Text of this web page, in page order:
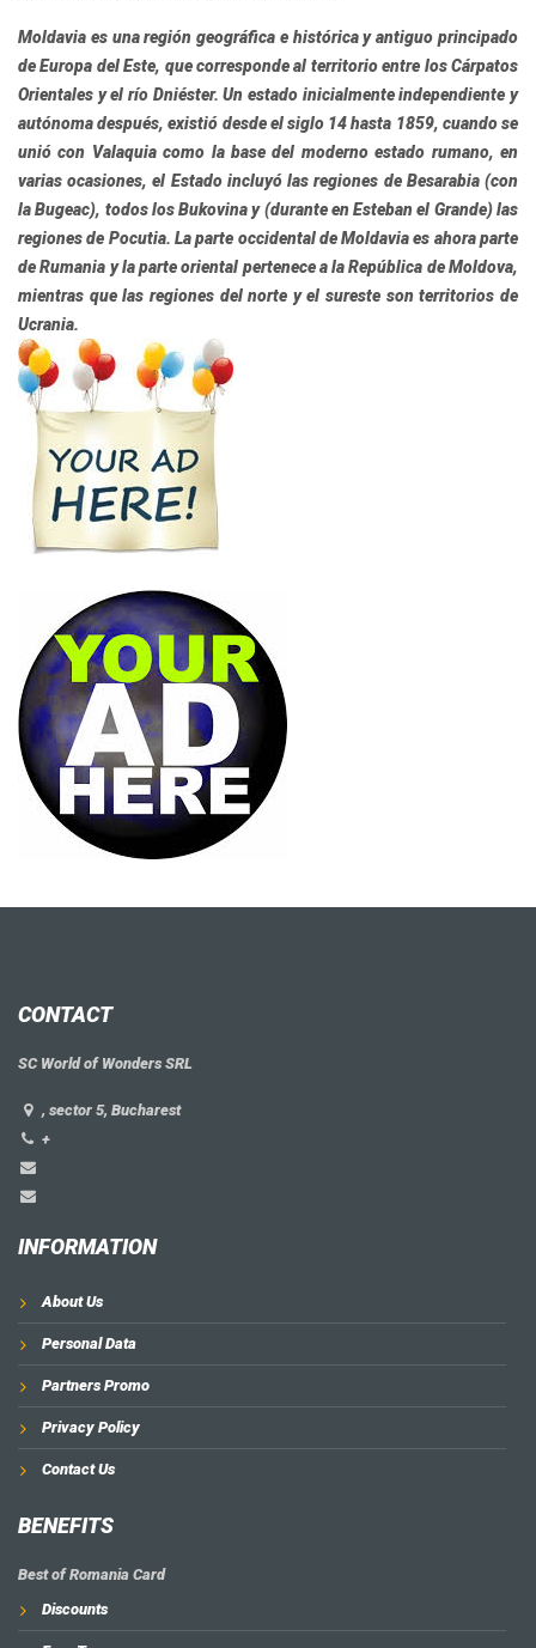
Moldavia es una región geográfica e histórica y antiguo principado
de Europa del Este, que corresponde al territorio entre los Cárpatos
Orientales y el río Dniéster. Un estado inicialmente independiente y
autónoma después, existió desde el siglo 14 hasta 1859, cuando se
unió con Valaquia como la base del moderno estado rumano, en
varias ocasiones, el Estado incluyó las regiones de Besarabia (con
la Bugeac), todos los Bukovina y (durante en Esteban el Grande) las
regiones de Pocutia. La parte occidental de Moldavia es ahora parte
de Rumania y la parte oriental pertenece a la República de Moldova,
mientras que las regiones del norte y el sureste son territorios de
Ucrania.
CONTACT
SC World of Wonders SRL
, sector 5, Bucharest
+
INFORMATION
About Us
Personal Data
Partners Promo
Privacy Policy
Contact Us
BENEFITS
Best of Romania Card
Discounts